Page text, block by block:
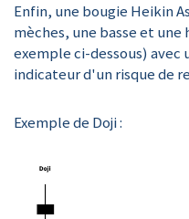
Enfin, une bougie Heikin
mèches, une basse et
exemple ci-dessous) avec
indicateur d'un risque de
Exemple de Doji :